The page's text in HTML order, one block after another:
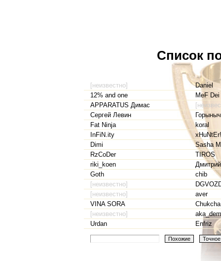
Список
[неизвестно]
Daniel
12% and one
MeF
APPARATUS Димас
Сергей Левин
Горыныч
Fat Ninja
koral
InFiN.ity
xHuNtEr!
Dimi
Sasha
RzCoDer
TIROS
riki_koen
Goth
chib
[неизвестно]
[неизвестно]
aver
VINA SORA
[неизвестно]
Urdan
Enfriz